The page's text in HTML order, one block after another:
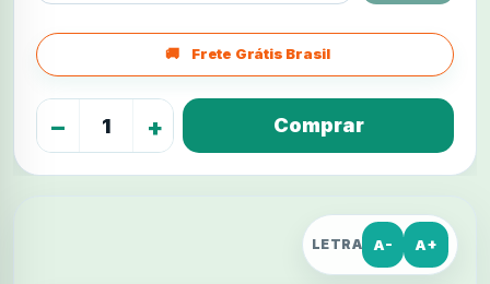
Frete Grátis Brasil
− +
LETRA A- A+